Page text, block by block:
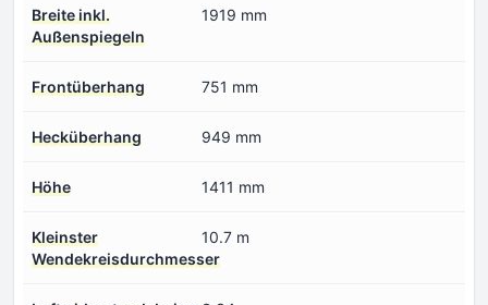
Breite inkl.
Außenspiegeln
1919 mm
Frontüberhang 751 mm
Hecküberhang 949 mm
Höhe 1411 mm
Kleinster
Wendekreisdurchmesser
10.7 m